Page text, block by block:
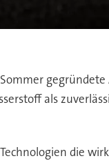
als
die